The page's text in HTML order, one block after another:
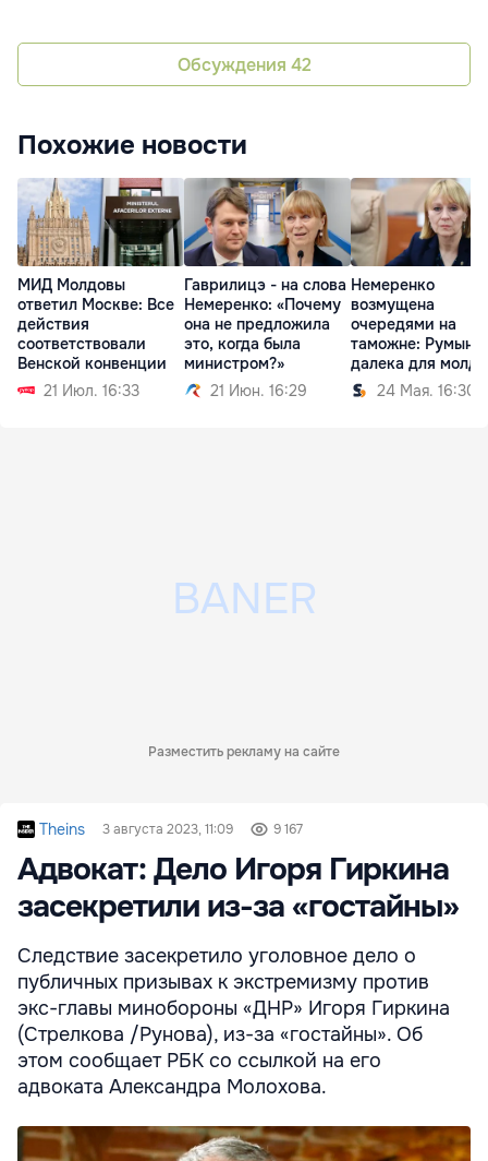
Обсуждения 42
Похожие новости
МИД Молдовы
ответил Москве: Все
действия
соответствовали
Венской конвенции
21 Июл. 16:33
Гаврилицэ - на слова
Немеренко: «Почему
она не предложила
это, когда была
министром?»
21 Июн. 16:29
Немеренко
возмущена
очередями на
таможне:
далека для
как Антарктида
24 Мая. 16:30
Разместить рекламу на сайте
Theins 3 августа 2023, 11:09 9 167
Адвокат: Дело Игоря Гиркина
засекретили из-за «гостайны»
Следствие засекретило уголовное дело о
публичных призывах к экстремизму против
экс-главы минобороны «ДНР» Игоря Гиркина
(Стрелкова /Рунова), из-за «гостайны». Об
этом сообщает РБК со ссылкой на его
адвоката Александра Молохова.